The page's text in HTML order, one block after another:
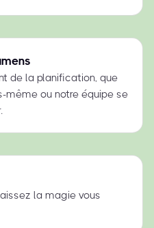
de la planification, que
même ou notre équipe se
la magie vous